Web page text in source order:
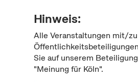
Hinweis:
Alle Veranstaltungen mit/zu
Sie auf unserem
"Meinung für Köln".